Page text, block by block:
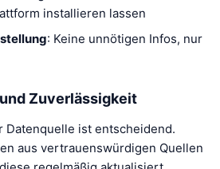
installieren lassen
: Keine unnötigen Infos, nur
Zuverlässigkeit
Datenquelle ist entscheidend.
aus vertrauenswürdigen Quellen